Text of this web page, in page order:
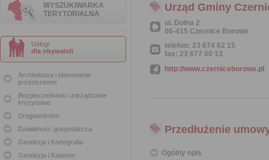
WYSZUKIWARKA
TERYTORIALNA
Usługi
dla obywateli
Architektura i planowanie
przestrzenne
Bezpieczeństwo i zarządzanie
kryzysowe
Drogownictwo
Działalność gospodarcza
Geodezja i Kartografia
Geodezja i Kataster
Urząd Gminy
ul. Dolna 2
06-415 Czernice Borowe
telefon: 23 674 62 15
fax: 23 677 00 13
http://www.czerniceborowe.pl
Przedłużenie
Ogólny opis